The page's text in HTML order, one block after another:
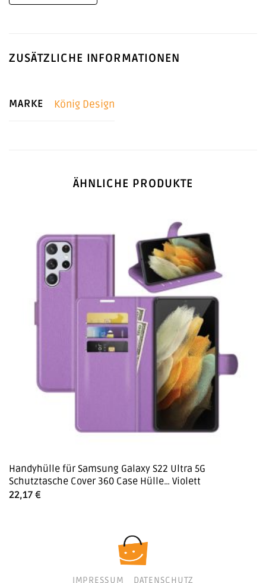
ZUSÄTZLICHE INFORMATIONEN
MARKE König Design
ÄHNLICHE PRODUKTE
Handyhülle für Samsung Galaxy S22 Ultra 5G
Schutztasche Cover 360 Case Hülle… Violett
22,17 €
IMPRESSUM DATENSCHUTZ